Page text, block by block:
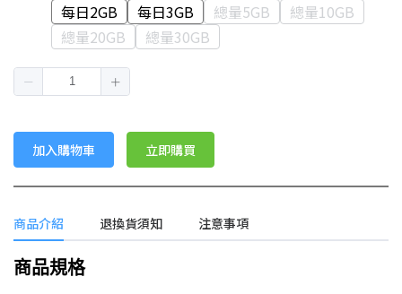
每日2GB
每日3GB 總量5GB
總量10GB
總量20GB
總量30GB
加入購物車 立即購買
商品介紹 退換貨須知 注意事項
商品規格